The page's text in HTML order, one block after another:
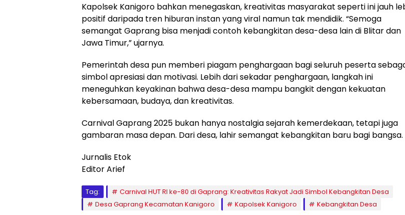
Kapolsek Kanigoro bahkan menegaskan, kreativitas masyarakat seperti ini jauh
positif daripada tren hiburan instan yang viral namun tak mendidik. “Semoga
semangat Gaprang bisa menjadi contoh kebangkitan desa-desa lain di Blitar dan
Jawa Timur,” ujarnya.
Pemerintah desa pun memberi piagam penghargaan bagi seluruh peserta
simbol apresiasi dan motivasi. Lebih dari sekadar penghargaan, langkah ini
meneguhkan keyakinan bahwa desa-desa mampu bangkit dengan kekuatan
kebersamaan, budaya, dan kreativitas.
Carnival Gaprang 2025 bukan hanya nostalgia sejarah kemerdekaan, tetapi juga
gambaran masa depan. Dari desa, lahir semangat kebangkitan baru bagi bangsa.
Jurnalis Etok
Editor Arief
Tag:
Carnival HUT RI ke-80 di Gaprang: Kreativitas Rakyat Jadi Simbol Kebangkitan Desa
Desa Gaprang Kecamatan Kanigoro
Kapolsek Kanigoro Kebangkitan Desa